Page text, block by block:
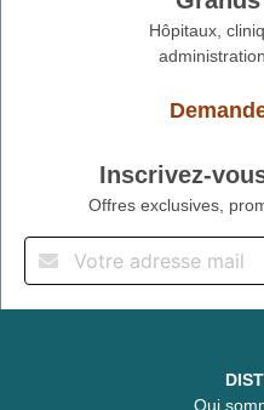
Hôpitaux,
Inscrivez-
Offres exclusives,
Qui